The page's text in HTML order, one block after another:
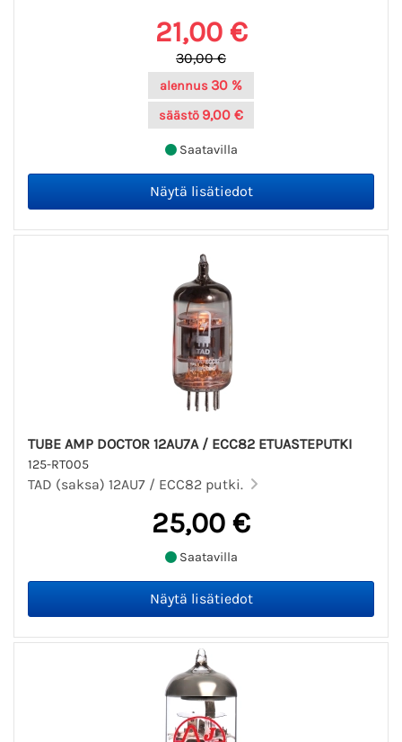
21,00 €
30,00 €
alennus 30 %
säästö 9,00 €
Saatavilla
TUBE AMP DOCTOR 12AU7A / ECC82 ETUASTEPUTKI
125-RT005
TAD (saksa) 12AU7 / ECC82 putki.
25,00 €
Saatavilla